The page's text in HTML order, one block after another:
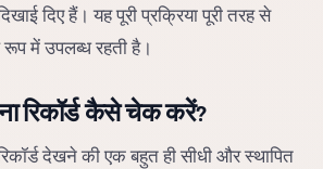
दिए हैं। यह पूरी प्रक्रिया पूरी तरह से
में उपलब्ध रहती है।
रिकॉर्ड कैसे चेक करें?
देखने की एक बहुत ही सीधी और स्थापित